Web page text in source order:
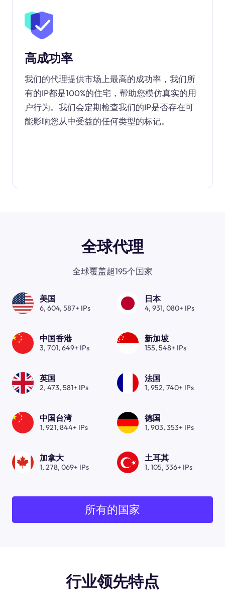
高成功率
我们的代理提供市场上最高的成功率，我们所
有的IP都是100%的住宅，帮助您模仿真实的用
户行为。我们会定期检查我们的IP是否存在可
能影响您从中受益的任何类型的标记。
全球代理
全球覆盖超195个国家
美国
6, 604, 587+ IPs
日本
4, 931, 080+ IPs
中国香港
3, 701, 649+ IPs
新加坡
155, 548+ IPs
英国
2, 473, 581+ IPs
法国
1, 952, 740+ IPs
中国台湾
1, 921, 844+ IPs
德国
1, 903, 353+ IPs
加拿大
1, 278, 069+ IPs
土耳其
1, 105, 336+ IPs
所有的国家
行业领先特点